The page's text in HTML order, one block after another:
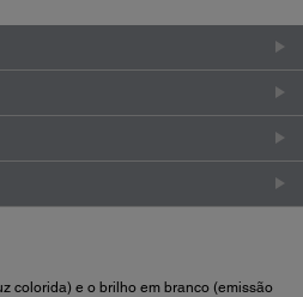
colorida) e o brilho em branco (emissão